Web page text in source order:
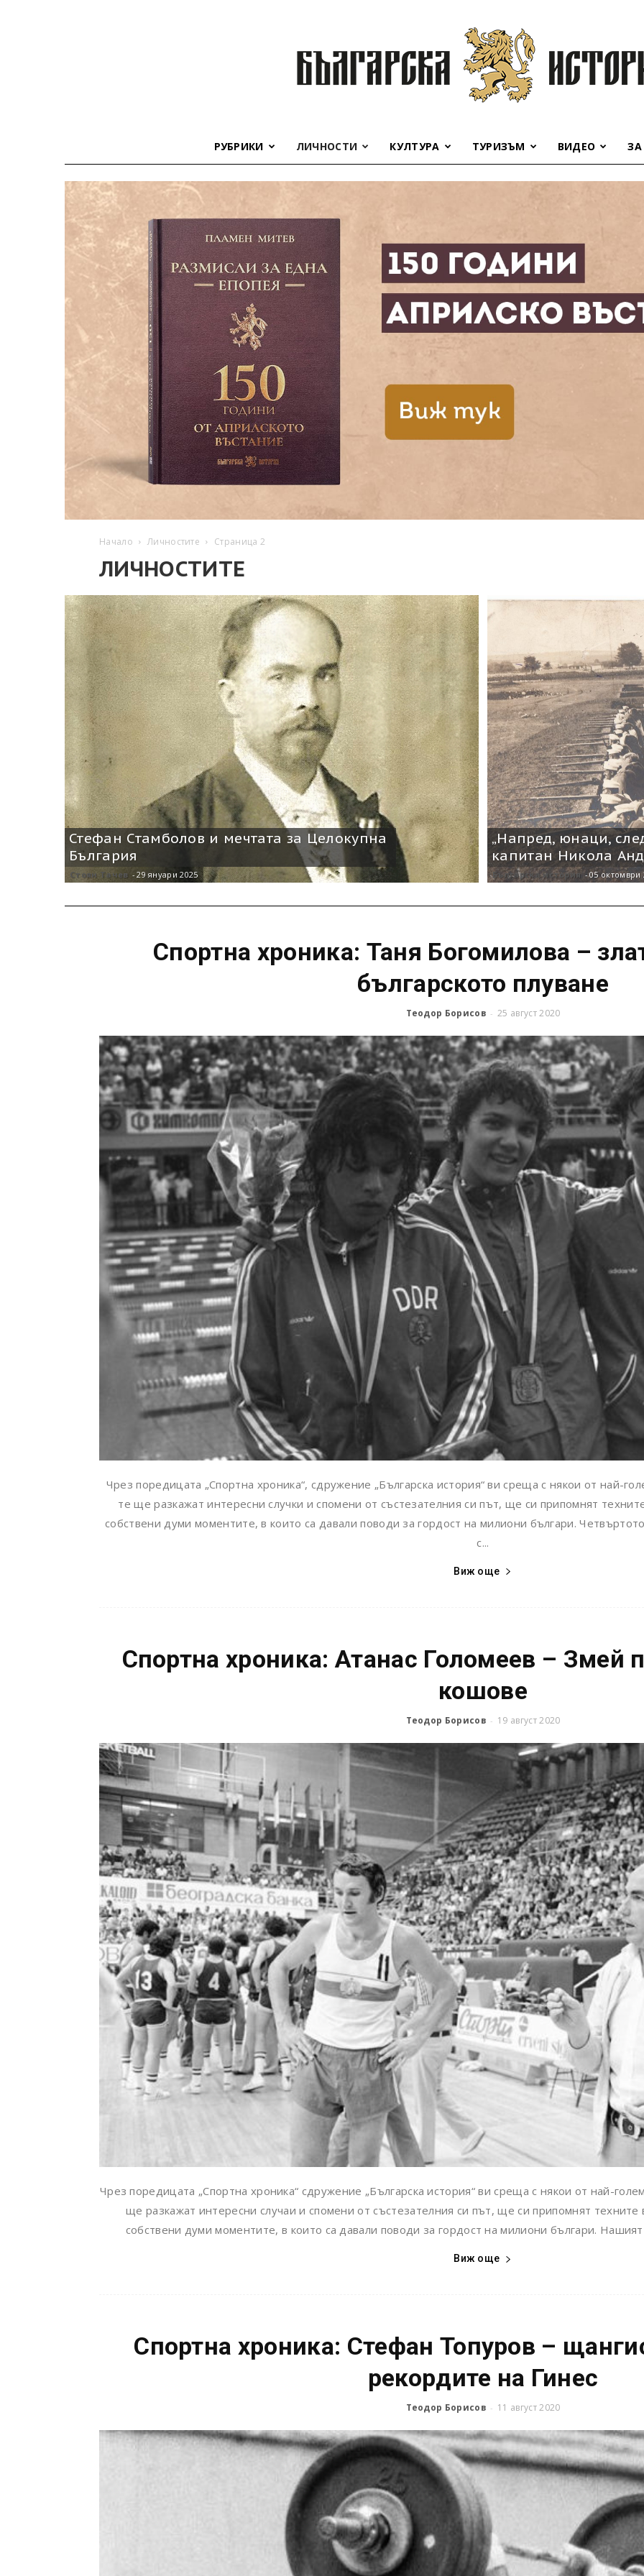
история
РУБРИКИ ЛИЧНОСТИ КУЛТУРА ТУРИЗЪМ ВИДЕО
Начало Личностите Страница 2
ЛИЧНОСТИТЕ
Стефан Стамболов и мечтата за Целокупна
България
Стоян Тачев -29 януари 2025
„Напред, юнаци,
капитан Никола
Българска история -05 октомври
Спортна хроника: Таня Богомилова –
българското плуване
Теодор Борисов - 25 август 2020
Чрез поредицата „Спортна хроника“, сдружение „Българска история“ ви среща с някои от най-
те ще разкажат интересни случки и спомени от състезателния си път, ще си припомнят
собствени думи моментите, в които са давали поводи за гордост на милиони българи.
с...
Виж още
Спортна хроника: Атанас Голомеев – Змей
кошове
Теодор Борисов - 19 август 2020
Чрез поредицата „Спортна хроника“ сдружение „Българска история“ ви среща с някои от най-
ще разкажат интересни случаи и спомени от състезателния си път, ще си припомнят техните
собствени думи моментите, в които са давали поводи за гордост на милиони българи.
Виж още
Спортна хроника: Стефан Топуров –
рекордите на Гинес
Теодор Борисов - 11 август 2020